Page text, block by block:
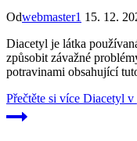
Odwebmaster1 15. 12.
Diacetyl je látka
způsobit závažné
potravinami obsahující
Přečtěte si více Diacetyl v